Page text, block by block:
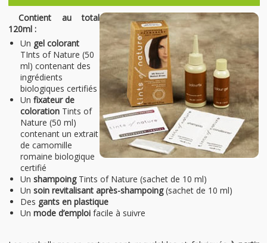
Contient au total
120ml :
Un gel colorant
TInts of Nature (50
ml) contenant des
ingrédients
biologiques certifiés
Un fixateur de
coloration Tints of
Nature (50 ml)
contenant un extrait
de camomille
romaine biologique
certifié
Un shampoingTints of Nature (sachet de 10 ml)
Un soin revitalisant après-shampoing(sachet de 10 ml)
Des gants en plastique
Un mode d’emploi facile à suivre